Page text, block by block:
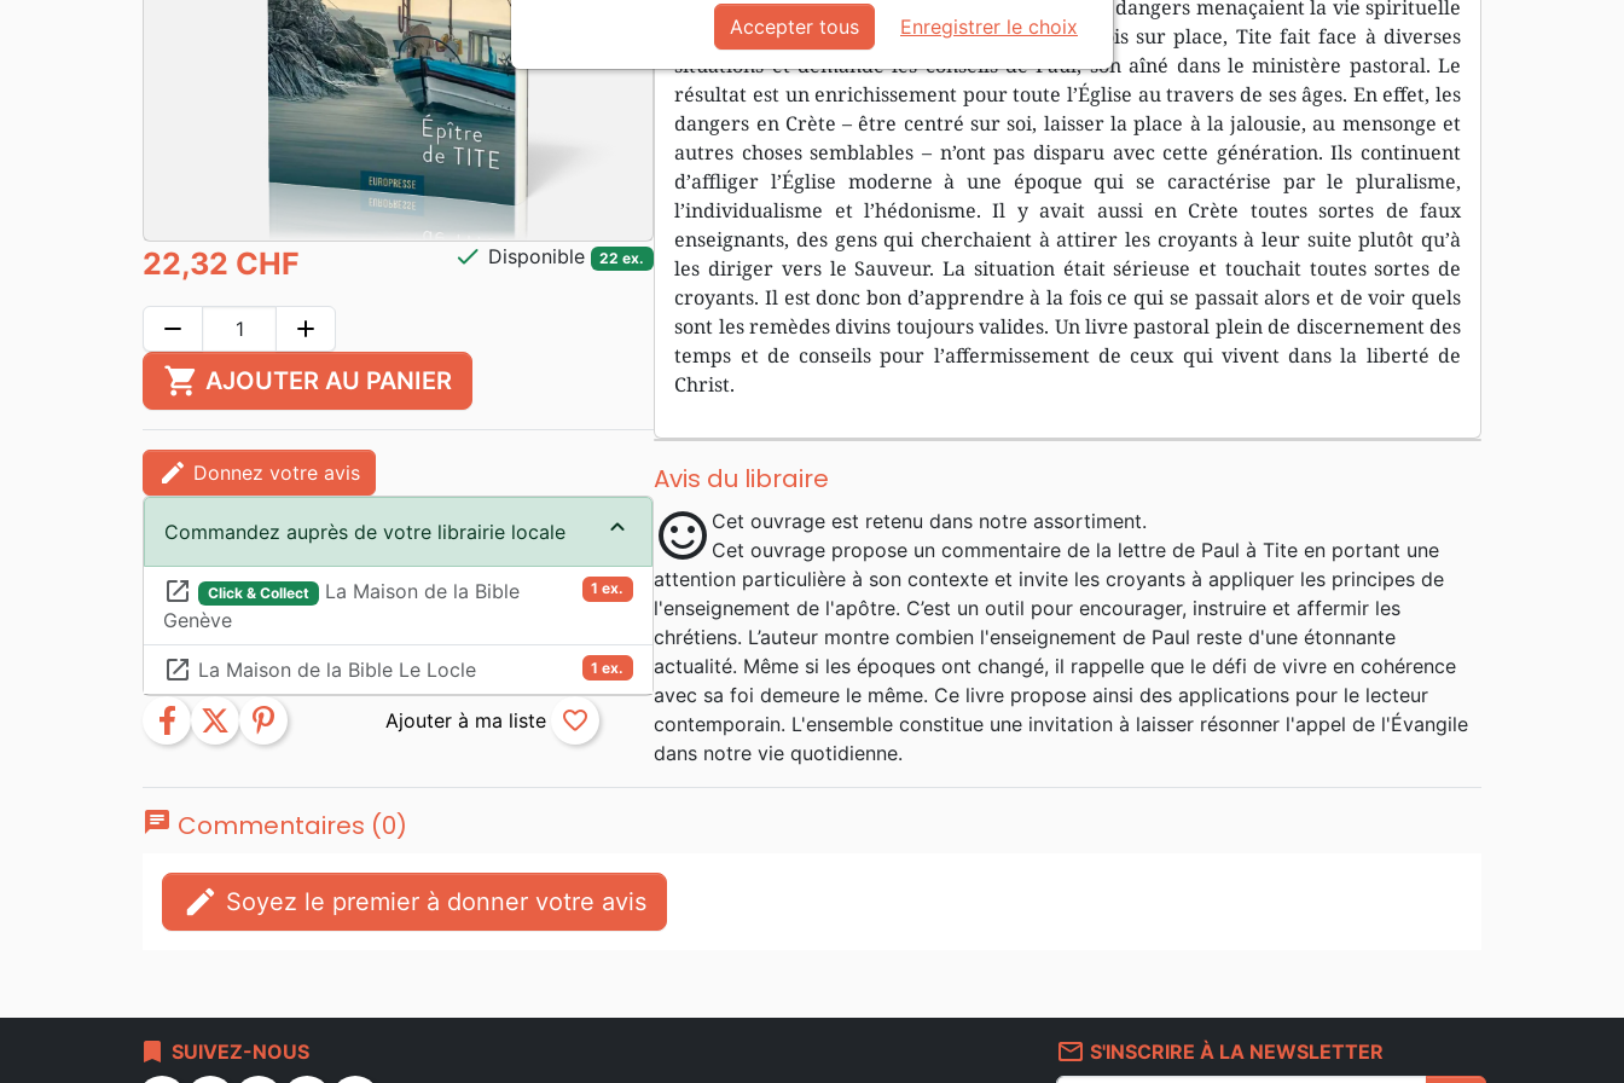
premiers jours, toutes sortes d’influences et de dangers menaçaient la vie spirituelle
et la fidélité de ces jeunes assemblées. Une fois sur place, Tite fait face à diverses
situations et demande les conseils de Paul, son aîné dans le ministère pastoral. Le
résultat est un enrichissement pour toute l’Église au travers de ses âges. En effet, les
dangers en Crète – être centré sur soi, laisser la place à la jalousie, au mensonge et
autres choses semblables – n’ont pas disparu avec cette génération. Ils continuent
d’affliger l’Église moderne à une époque qui se caractérise par le pluralisme,
l’individualisme et l’hédonisme. Il y avait aussi en Crète toutes sortes de faux
enseignants, des gens qui cherchaient à attirer les croyants à leur suite plutôt qu’à
les diriger vers le Sauveur. La situation était sérieuse et touchait toutes sortes de
croyants. Il est donc bon d’apprendre à la fois ce qui se passait alors et de voir quels
sont les remèdes divins toujours valides. Un livre pastoral plein de discernement des
temps et de conseils pour l’affermissement de ceux qui vivent dans la liberté de
Christ.
Avis du libraire
sentiment_satisfied Cet ouvrage est retenu dans notre assortiment.
Cet ouvrage propose un commentaire de la lettre de Paul à Tite en portant une
attention particulière à son contexte et invite les croyants à appliquer les principes de
l'enseignement de l'apôtre. C’est un outil pour encourager, instruire et affermir les
chrétiens. L’auteur montre combien l'enseignement de Paul reste d'une étonnante
actualité. Même si les époques ont changé, il rappelle que le défi de vivre en cohérence
avec sa foi demeure le même. Ce livre propose ainsi des applications pour le lecteur
contemporain. L'ensemble constitue une invitation à laisser résonner l'appel de l'Évangile
dans notre vie quotidienne.
22,32 CHF check Disponible 22 ex.
remove add
shopping_cart AJOUTER AU PANIER
edit Donnez votre avis
Commandez auprès de votre librairie locale
1 ex.
launch Click & Collect La Maison de la Bible
Genève
1 ex.
launch La Maison de la Bible Le Locle
facebook twitter pinterest favorite_border
chat Commentaires (0)
edit Soyez le premier à donner votre avis
bookmark SUIVEZ-NOUS mail_outline S'INSCRIRE À LA NEWSLETTER
Accepter tous Enregistrer le choix